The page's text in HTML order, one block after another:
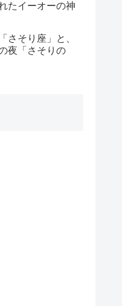
たイーオーの神
さそり座」と、
夜「さそりの